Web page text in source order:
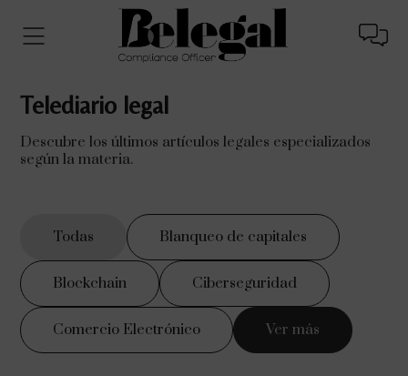
Telediario legal
Descubre los últimos artículos legales especializados
según la materia.
Todas Blanqueo de capitales
Blockchain Ciberseguridad
Comercio Electrónico Ver más